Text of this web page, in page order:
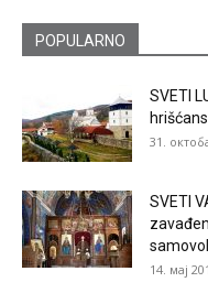
POPULARNO
SVETI
31.
SVETI
14. мај